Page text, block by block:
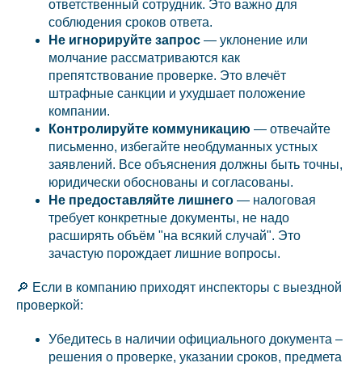
ответственный сотрудник. Это важно для
соблюдения сроков ответа.
Не игнорируйте запрос — уклонение или
молчание рассматриваются как
препятствование проверке. Это влечёт
штрафные санкции и ухудшает положение
компании.
Контролируйте коммуникацию — отвечайте
письменно, избегайте необдуманных устных
заявлений. Все объяснения должны быть точны,
юридически обоснованы и согласованы.
Не предоставляйте лишнего — налоговая
требует конкретные документы, не надо
расширять объём "на всякий случай". Это
зачастую порождает лишние вопросы.
🔎 Если в компанию приходят инспекторы с выездной
проверкой:
Убедитесь в наличии официального документа –
решения о проверке, указании сроков, предмета